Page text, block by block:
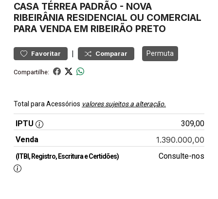
CASA TÉRREA PADRÃO - NOVA
RIBEIRÂNIA RESIDENCIAL OU COMERCIAL
PARA VENDA EM RIBEIRÃO PRETO
Favoritar | Comparar Permuta
Compartilhe:
Total para Acessórios valores sujeitos a alteração.
IPTU
309,00
Venda
1.390.000,00
(ITBI, Registro, Escritura e Certidões) Consulte-nos